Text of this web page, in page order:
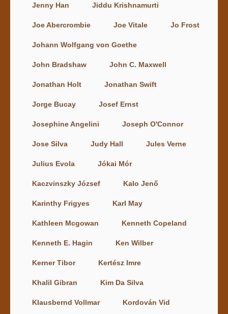
Jenny Han Jiddu Krishnamurti
Joe Abercrombie Joe Vitale Jo Frost
Johann Wolfgang von Goethe
John Bradshaw John C. Maxwell
Jonathan Holt Jonathan Swift
Jorge Bucay Josef Ernst
Josephine Angelini Joseph O'Connor
Jose Silva Judy Hall Jules Verne
Julius Evola Jókai Mór
Kaczvinszky József Kalo Jenő
Karinthy Frigyes Karl May
Kathleen Mcgowan Kenneth Copeland
Kenneth E. Hagin Ken Wilber
Kerner Tibor Kertész Imre
Khalil Gibran Kim Da Silva
Klausbernd Vollmar Kordován Vid